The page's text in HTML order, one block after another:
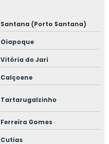
Santana (Porto Santana)
Oiapoque
Vitória do Jari
Calçoene
Tartarugalzinho
Ferreira Gomes
Cutias